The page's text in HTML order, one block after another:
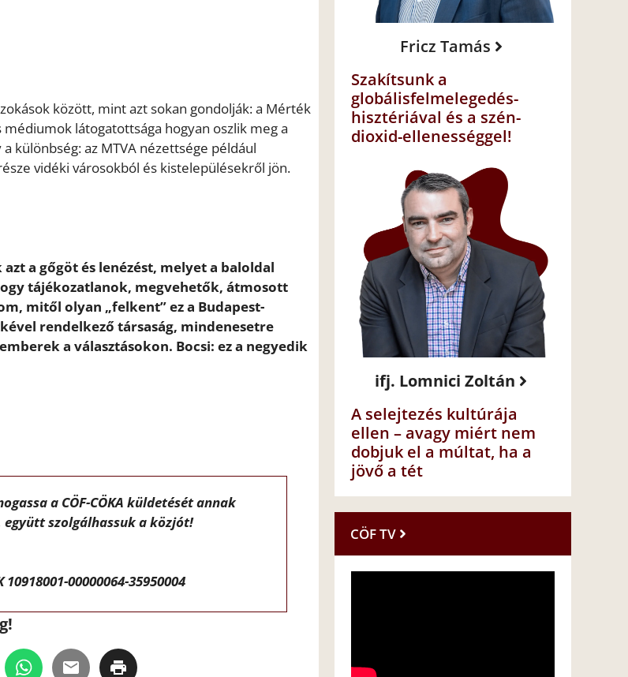
között, mint azt sokan gondolják: a Mérték
látogatottsága hogyan oszlik meg a
különbség: az MTVA nézettsége például
vidéki városokból és kistelepülésekről jön.
a gőgöt és lenézést, melyet a baloldal
tájékozatlanok, megvehetők, átmosott
mitől olyan „felkent” ez a Budapest-
rendelkező társaság, mindenesetre
a választásokon. Bocsi: ez a negyedik
a CÖF-CÖKA küldetését annak
együtt szolgálhassuk a közjót!
00000064-35950004
Fricz Tamás
Szakítsunk a
globálisfelmelegedés-
hisztériával és a szén-
dioxid-ellenességgel!
ifj. Lomnici Zoltán
A selejtezés kultúrája
ellen – avagy miért nem
dobjuk el a múltat, ha a
jövő a tét
CÖF TV